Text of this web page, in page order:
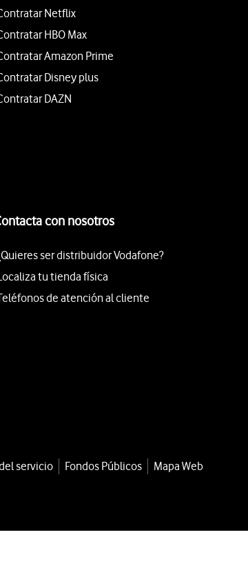
Netflix
HBO Max
Amazon Prime
Disney plus
DAZN
con nosotros
ser distribuidor Vodafone?
tu tienda física
de atención al cliente
servicio Fondos Públicos
Mapa Web